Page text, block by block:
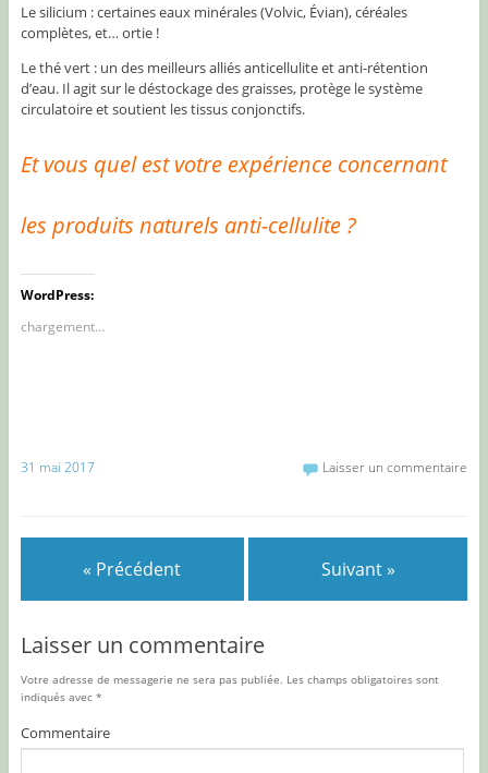
Le silicium : certaines eaux minérales (Volvic, Évian), céréales
complètes, et… ortie !
Le thé vert : un des meilleurs alliés anticellulite et anti-rétention
d’eau. Il agit sur le déstockage des graisses, protège le système
circulatoire et soutient les tissus conjonctifs.
Et vous quel est votre expérience concernant
les produits naturels anti-cellulite ?
WordPress:
chargement…
31 mai 2017 Laisser un commentaire
« Précédent Suivant »
Laisser un commentaire
Votre adresse de messagerie ne sera pas publiée. Les champs obligatoires sont
indiqués avec *
Commentaire